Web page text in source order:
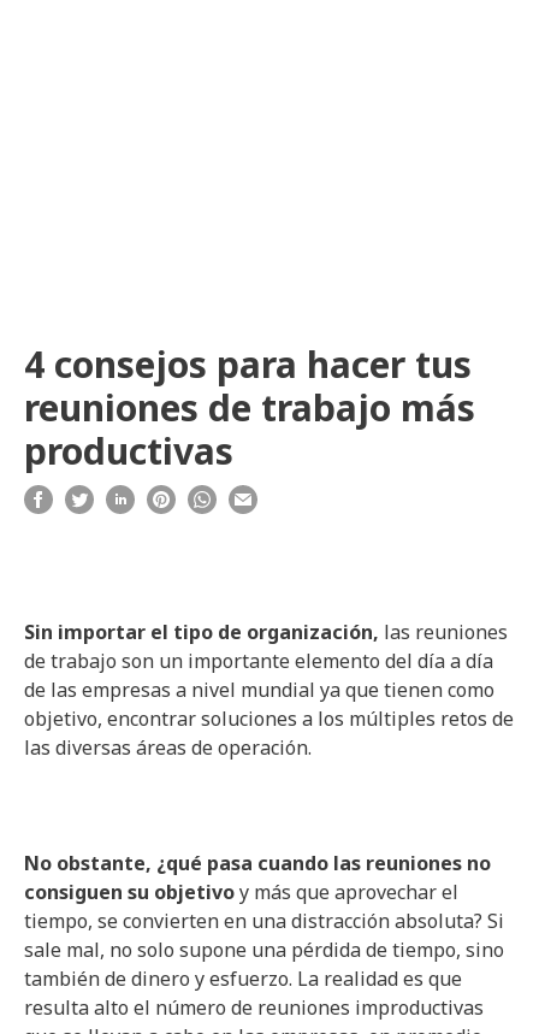
4 consejos para hacer tus
reuniones de trabajo más
productivas
Sin importar el tipo de organización, las reuniones
de trabajo son un importante elemento del día a día
de las empresas a nivel mundial ya que tienen como
objetivo, encontrar soluciones a los múltiples retos de
las diversas áreas de operación.
No obstante, ¿qué pasa cuando las reuniones no
consiguen su objetivoy más que aprovechar el
tiempo, se convierten en una distracción absoluta? Si
sale mal, no solo supone una pérdida de tiempo, sino
también de dinero y esfuerzo. La realidad es que
resulta alto el número de reuniones improductivas